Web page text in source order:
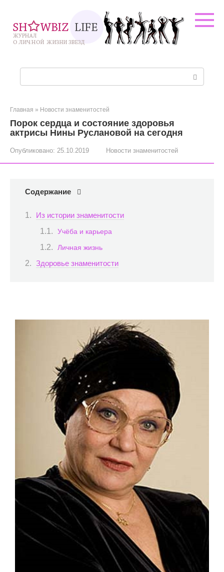
контенту
Главная » Новости знаменитостей
Порок сердца и состояние здоровья
актрисы Нины Руслановой на сегодня
Опубликовано: 25.10.2019 Новости знаменитостей
Содержание
Из истории знаменитости
Учёба и карьера
Личная жизнь
Здоровье знаменитости